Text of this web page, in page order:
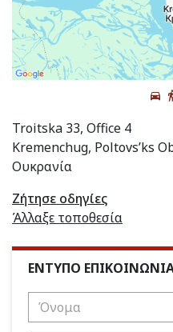
Troitska 33, Office 4
Kremenchug, Poltovs’ks
Ουκρανία
Ζήτησε οδηγίες
Άλλαξε τοποθεσία
ΕΝΤΥΠΟ